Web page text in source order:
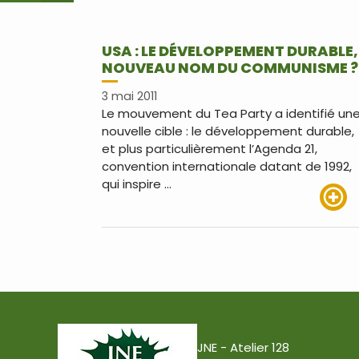
USA : LE DÉVELOPPEMENT DURABLE,
NOUVEAU NOM DU COMMUNISME ?
3 mai 2011
Le mouvement du Tea Party a identifié
nouvelle cible : le développement durable,
et plus particulièrement l’Agenda 21,
convention internationale datant de 1992,
qui inspire …
JNE - Atelier 128